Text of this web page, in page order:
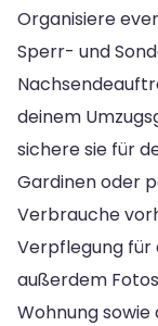
Organisiere
Sperr- und
deinem
sichere sie für
Gardinen oder
Verbrauche
Verpflegung für
außerdem
Wohnung sowie